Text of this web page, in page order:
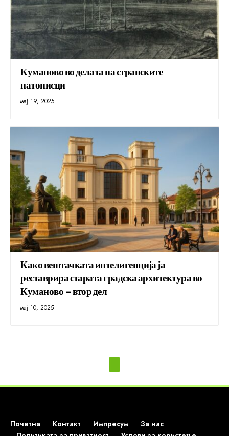
Куманово во делата на странските
патописци
мај 19, 2025
Како вештачката интелигенција ја
реставрира старата градска архитектура во
Куманово – втор дел
мај 10, 2025
Почетна Контакт Импресум
За нас